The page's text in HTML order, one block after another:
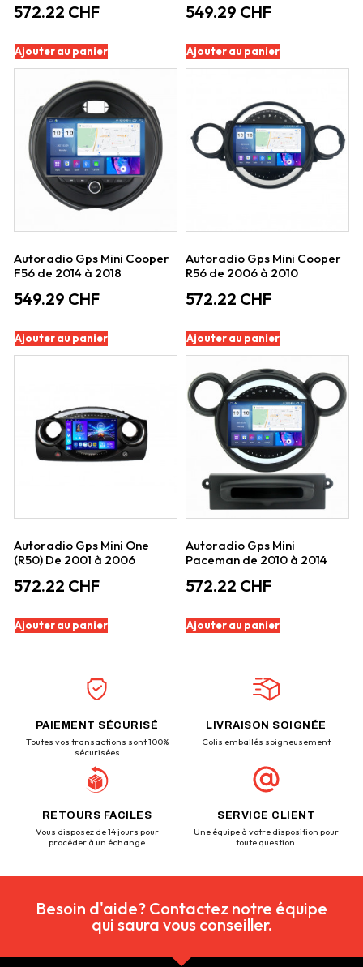
572.22 CHF
Ajouter au panier
549.29 CHF
Ajouter au panier
Autoradio Gps Mini Cooper
F56 de 2014 à 2018
549.29 CHF
Ajouter au panier
Autoradio Gps Mini Cooper
R56 de 2006 à 2010
572.22 CHF
Ajouter au panier
Autoradio Gps Mini One
(R50) De 2001 à 2006
572.22 CHF
Ajouter au panier
Autoradio Gps Mini
Paceman de 2010 à 2014
572.22 CHF
Ajouter au panier
PAIEMENT SÉCURISÉ
Toutes vos transactions sont 100%
sécurisées
LIVRAISON SOIGNÉE
Colis emballés soigneusement
RETOURS FACILES
Vous disposez de 14 jours pour
procéder à un échange
SERVICE CLIENT
Une équipe à votre disposition pour
toute question.
Besoin d'aide? Contactez notre équipe
qui saura vous conseiller.